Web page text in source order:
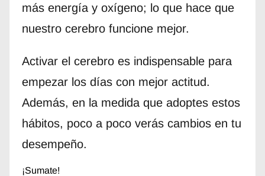
más energía y oxígeno; lo que hace que
nuestro cerebro funcione mejor.
Activar el cerebro es indispensable para
empezar los días con mejor actitud.
Además, en la medida que adoptes estos
hábitos, poco a poco verás cambios en tu
desempeño.
¡Sumate!